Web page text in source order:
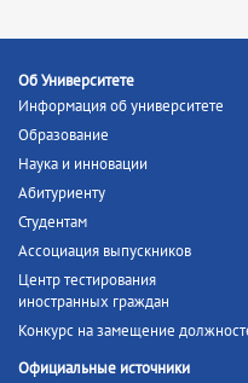
Об Университете
Информация об университете
Образование
Наука и инновации
Абитуриенту
Студентам
Ассоциация выпускников
Центр тестирования
иностранных граждан
Конкурс на замещение
Официальные источники